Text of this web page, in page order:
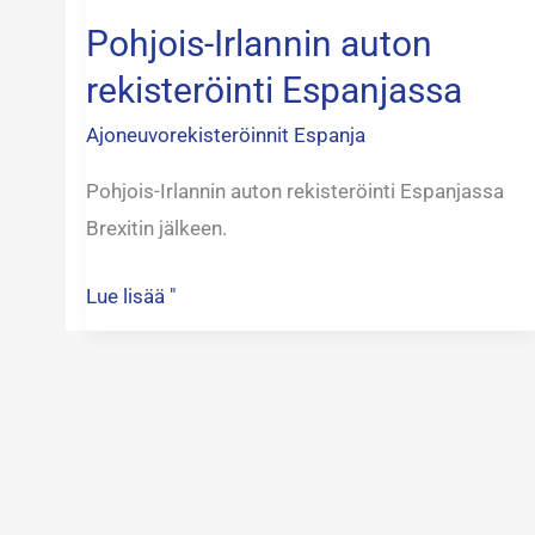
Pohjois-Irlannin auton
rekisteröinti Espanjassa
Ajoneuvorekisteröinnit Espanja
Pohjois-Irlannin auton rekisteröinti Espanjassa
Brexitin jälkeen.
Lue lisää "